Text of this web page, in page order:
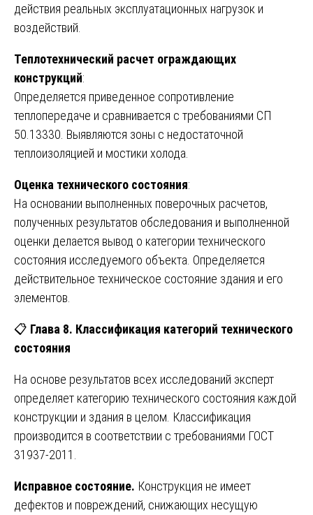
действия реальных эксплуатационных нагрузок и
воздействий.
Теплотехнический расчет ограждающих
конструкций:
Определяется приведенное сопротивление
теплопередаче и сравнивается с требованиями СП
50.13330. Выявляются зоны с недостаточной
теплоизоляцией и мостики холода.
Оценка технического состояния:
На основании выполненных поверочных расчетов,
полученных результатов обследования и выполненной
оценки делается вывод о категории технического
состояния исследуемого объекта. Определяется
действительное техническое состояние здания и его
элементов.
📋 Глава 8. Классификация категорий технического
состояния
На основе результатов всех исследований эксперт
определяет категорию технического состояния каждой
конструкции и здания в целом. Классификация
производится в соответствии с требованиями ГОСТ
31937-2011.
Исправное состояние. Конструкция не имеет
дефектов и повреждений, снижающих несущую